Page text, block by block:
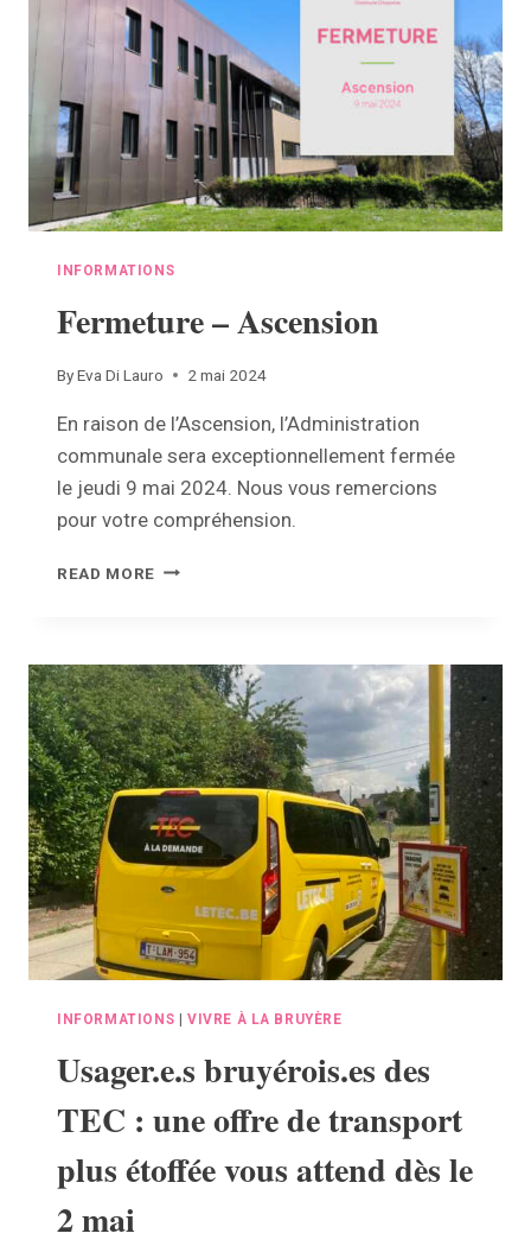
INFORMATIONS
Fermeture – Ascension
ByEva Di Lauro 2 mai 2024
En raison de l’Ascension, l’Administration
communale sera exceptionnellement fermée
le jeudi 9 mai 2024. Nous vous remercions
pour votre compréhension.
READ MORE FERMETURE
INFORMATIONS VIVRE À LA BRUYÈRE
Usager.e.s bruyérois.es des
TEC : une offre de transport
plus étoffée vous attend dès le
2 mai